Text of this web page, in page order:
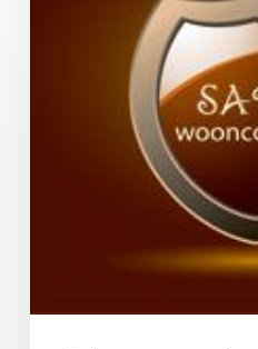
woningaanpassing